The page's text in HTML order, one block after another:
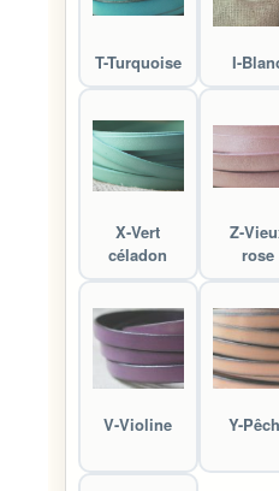
T-Turquoise I-
X-Vert
céladon
Z-
rose
V-Violine Y-